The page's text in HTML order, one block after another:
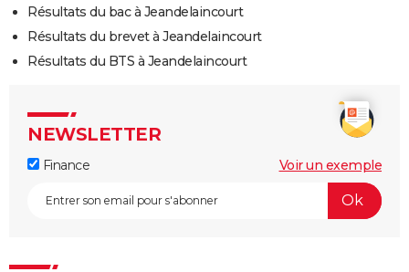
Résultats du bac à Jeandelaincourt
Résultats du brevet à Jeandelaincourt
Résultats du BTS à Jeandelaincourt
NEWSLETTER
Finance Voir un exemple